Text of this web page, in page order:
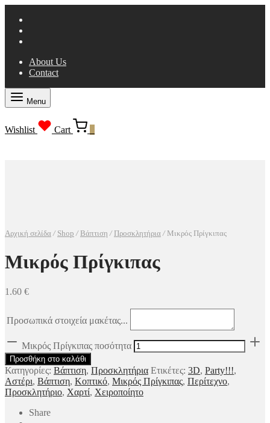
About Us
Contact
Menu
Wishlist Cart
Αρχική σελίδα / Shop / Βάπτιση / Προσκλητήρια /Μικρός Πρίγκιπας
Μικρός Πρίγκιπας
1.60 €
Προσωπικά στοιχεία μακέτας...
Μικρός Πρίγκιπας ποσότητα
Προσθήκη στο καλάθι
Κατηγορίες: Βάπτιση, Προσκλητήρια Ετικέτες: 3D, Party!!!,
Αστέρι, Βάπτιση, Κοπτικό, Μικρός Πρίγκιπας, Περίτεχνο,
Προσκλητήριο, Χαρτί, Χειροποίητο
Share